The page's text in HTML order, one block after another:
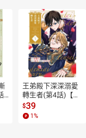
)
王弟殿下深深溺愛
轉生者(第4話)【電
子書】
$39
1 %